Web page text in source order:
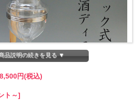
品説明の続きを見る ▼
円(税込)
ト～]